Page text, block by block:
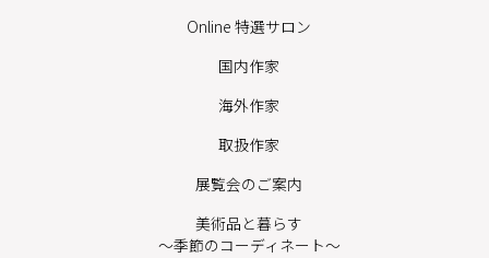
Online 特選サロン
国内作家
海外作家
取扱作家
展覧会のご案内
美術品と暮らす
〜季節のコーディネート〜